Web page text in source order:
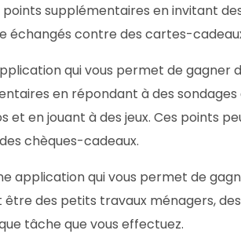
supplémentaires en invitant
échangés contre des cartes-
qui vous permet de gagner
en répondant à des sondages
et en jouant à des jeux. Ces points
chèques-cadeaux.
application qui vous permet de
des petits travaux ménagers,
tâche que vous effectuez.